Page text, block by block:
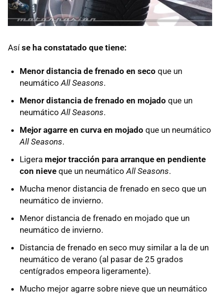
Asíse ha constatado que tiene:
Menor distancia de frenado en seco que un
neumático All Seasons.
Menor distancia de frenado en mojado que un
neumático All Seasons.
Mejor agarre en curva en mojado que un neumático
All Seasons.
Ligera mejor tracción para arranque en pendiente
con nieve que un neumático All Seasons.
Mucha menor distancia de frenado en seco que un
neumático de invierno.
Menor distancia de frenado en mojado que un
neumático de invierno.
Distancia de frenado en seco muy similar a la de un
neumático de verano (al pasar de 25 grados
centígrados empeora ligeramente).
Mucho mejor agarre sobre nieve que un neumático